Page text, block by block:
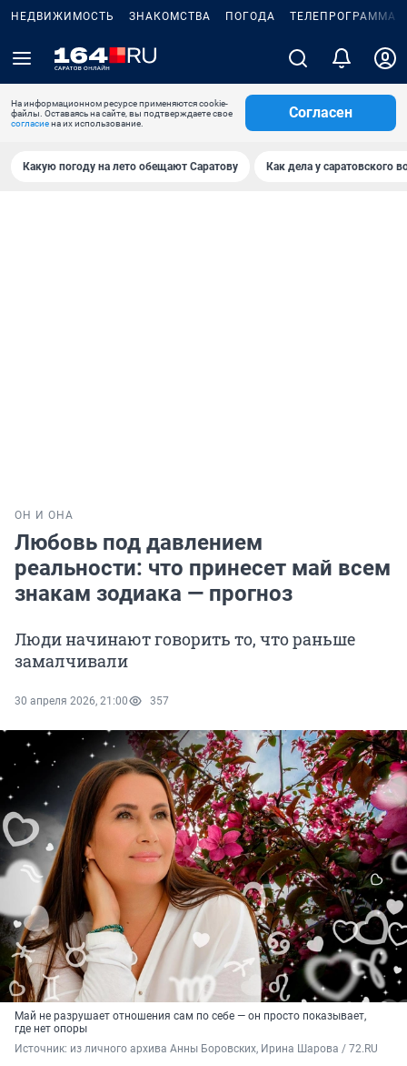
НЕДВИЖИМОСТЬ ЗНАКОМСТВА ПОГОДА ТЕЛЕПРОГРАММА
На информационном ресурсе применяются cookie-
файлы. Оставаясь на сайте, вы подтверждаете свое
согласиена их использование.
Согласен
Какую погоду на лето обещают Саратову Как дела у саратовского
ОН И ОНА
Любовь под давлением
реальности: что принесет май всем
знакам зодиака — прогноз
Люди начинают говорить то, что раньше
замалчивали
30 апреля 2026, 21:00 357
Май не разрушает отношения сам по себе — он просто показывает,
где нет опоры
Источник: из личного архива Анны Боровских, Ирина Шарова / 72.RU